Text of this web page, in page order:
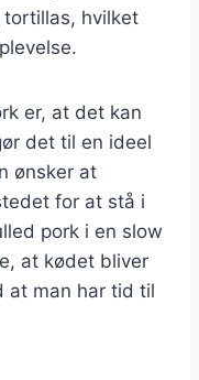
tortillas, hvilket
er, at det kan
det til en ideel
ønsker at
for at stå i
pork i en slow
at kødet bliver
at man har tid til